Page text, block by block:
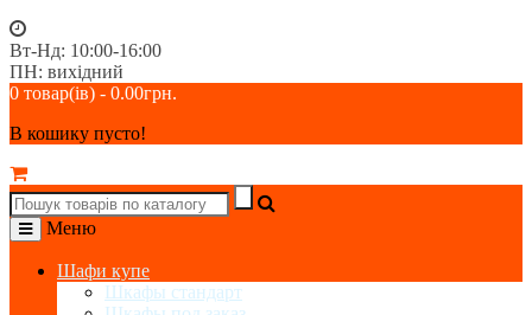
Вт-Нд: 10:00-16:00
ПН: вихідний
0 товар(ів) - 0.00грн.
В кошику пусто!
Меню
Шафи купе
Шкафы стандарт